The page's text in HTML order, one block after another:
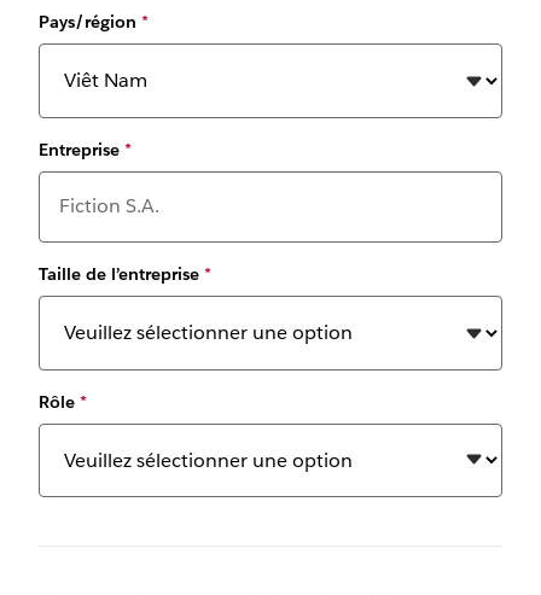
Pays/région *
Entreprise *
Taille de l’entreprise *
Rôle *